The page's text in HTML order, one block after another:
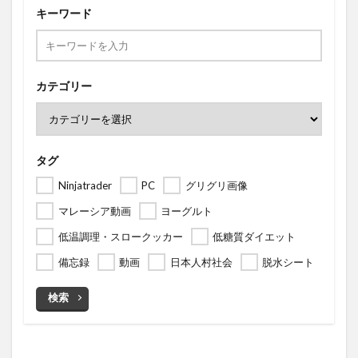
キーワード
カテゴリー
タグ
Ninjatrader PC
グリグリ画像
マレーシア動画
ヨーグルト
低温調理・スロークッカー
低糖質ダイエット
備忘録
動画 日本人村社会 脱水シート
検索